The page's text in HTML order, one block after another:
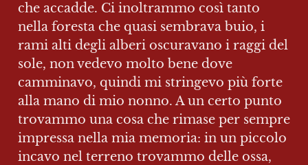
che accadde. Ci inoltrammo così tanto
nella foresta che quasi sembrava buio, i
rami alti degli alberi oscuravano i raggi del
sole, non vedevo molto bene dove
camminavo, quindi mi stringevo più forte
alla mano di mio nonno. A un certo punto
trovammo una cosa che rimase per sempre
impressa nella mia memoria: in un piccolo
incavo nel terreno trovammo delle ossa,